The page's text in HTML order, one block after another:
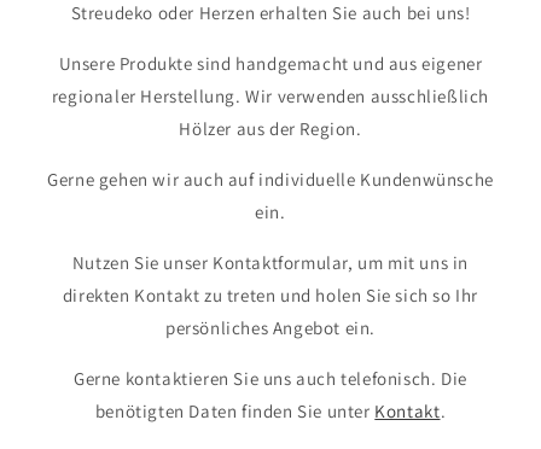
Streudeko oder Herzen erhalten Sie auch bei uns!
Unsere Produkte sind handgemacht und aus eigener
regionaler Herstellung. Wir verwenden ausschließlich
Hölzer aus der Region.
Gerne gehen wir auch auf individuelle Kundenwünsche
ein.
Nutzen Sie unser Kontaktformular, um mit uns in
direkten Kontakt zu treten und holen Sie sich so Ihr
persönliches Angebot ein.
Gerne kontaktieren Sie uns auch telefonisch. Die
benötigten Daten finden Sie unter Kontakt.